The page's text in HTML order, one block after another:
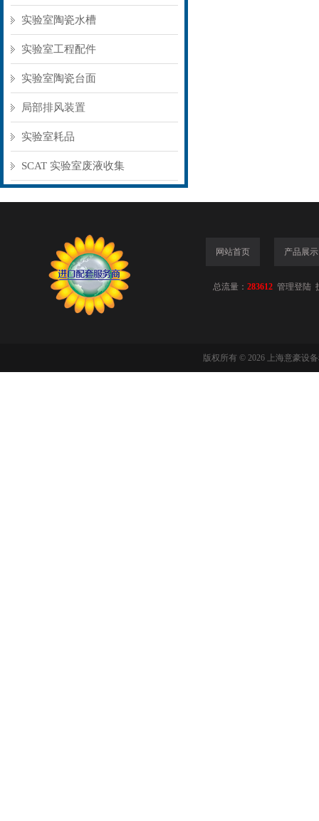
实验室陶瓷水槽
实验室工程配件
实验室陶瓷台面
局部排风装置
实验室耗品
SCAT 实验室废液收集
网站首页 产品展示
总流量： 283612 管理登陆
版权所有 © 2026 上海意豪设